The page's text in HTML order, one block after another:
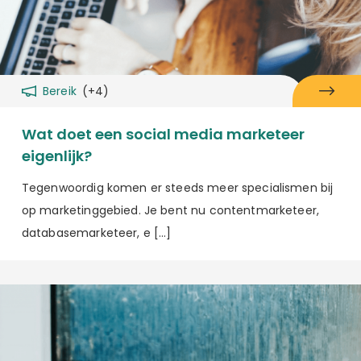
Bereik (+4)
Wat doet een social media marketeer
eigenlijk?
Tegenwoordig komen er steeds meer specialismen bij
op marketinggebied. Je bent nu contentmarketeer,
databasemarketeer, e […]